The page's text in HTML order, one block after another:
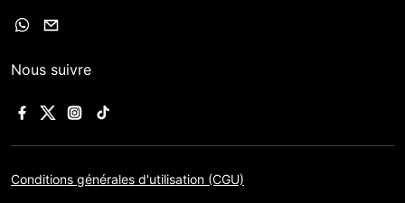
Nous suivre
Conditions générales d'utilisation (CGU)